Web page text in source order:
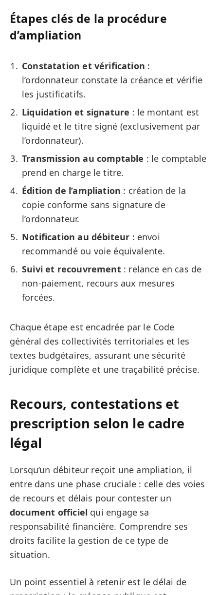
Étapes clés de la procédure
d’ampliation
Constatation et vérification :
l’ordonnateur constate la créance et vérifie
les justificatifs.
Liquidation et signature : le montant est
liquidé et le titre signé (exclusivement par
l’ordonnateur).
Transmission au comptable : le comptable
prend en charge le titre.
Édition de l’ampliation : création de la
copie conforme sans signature de
l’ordonnateur.
Notification au débiteur : envoi
recommandé ou voie équivalente.
Suivi et recouvrement: relance en cas de
non-paiement, recours aux mesures
forcées.
Chaque étape est encadrée par le Code
général des collectivités territoriales et les
textes budgétaires, assurant une sécurité
juridique complète et une traçabilité précise.
Recours, contestations et
prescription selon le cadre
légal
Lorsqu’un débiteur reçoit une ampliation, il
entre dans une phase cruciale : celle des voies
de recours et délais pour contester un
document officiel qui engage sa
responsabilité financière. Comprendre ses
droits facilite la gestion de ce type de
situation.
Un point essentiel à retenir est le délai de